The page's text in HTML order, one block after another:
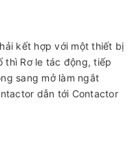
kết hợp với một thiết bị
thì Rơ le tác động, tiếp
sang mở làm ngắt
dẫn tới Contactor